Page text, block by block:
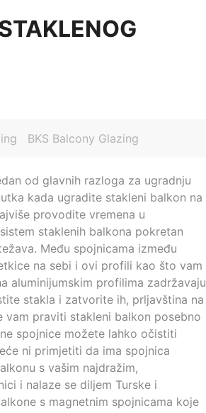
BKS Balcony Glazing
od glavnih razloga za ugradnju
kada ugradite stakleni balkon na
provodite vremena u
staklenih balkona pokretan
Među spojnicama između
na sebi i ovi profili kao što vam
aluminijumskim profilima zadržavaju
stakla i zatvorite ih, prljavština na
praviti stakleni balkon posebno
spojnice možete lahko očistiti
ni primjetiti da ima spojnica
s vašim najdražim,
i nalaze se diljem Turske i
s magnetnim spojnicama koje